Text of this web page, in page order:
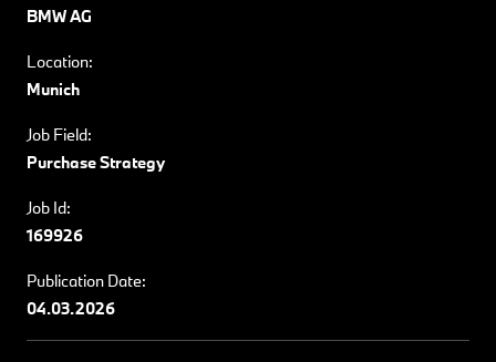
BMW AG
Location:
Munich
Job Field:
Purchase Strategy
Job Id:
169926
Publication Date:
04.03.2026